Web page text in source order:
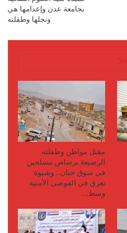
بجامعة عدن وإعدامها هي
ونجلها وطفلته
مقتل مواطن وطفلته
الرضيعة برصاص مسلحين
في سوق حبان.. وشبوة
تغرق في الفوضى الأمنية
وسط…